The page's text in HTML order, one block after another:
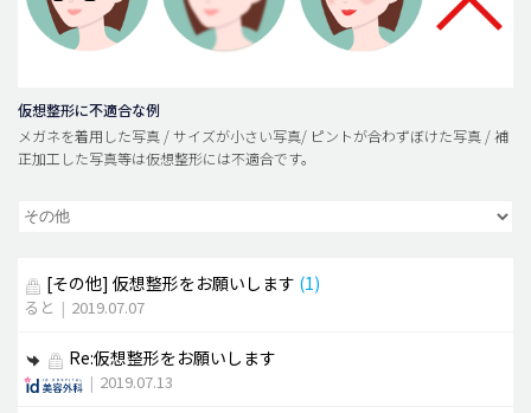
仮想整形に不適合な例
メガネを着用した写真 / サイズが小さい写真/ ピントが合わずぼけた写真 / 補
正加工した写真等は仮想整形には不適合です。
[その他] 仮想整形をお願いします (1)
ると | 2019.07.07
Re:仮想整形をお願いします
| 2019.07.13